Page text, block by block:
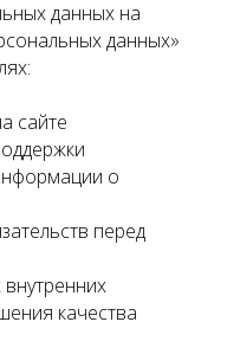
данных на
данных»
сайте
о
перед
качества